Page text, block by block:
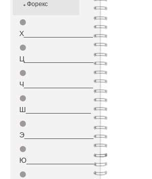
Форекс
⚫
Х_________________
⚫
Ц_________________
⚫
Ч_________________
⚫
Ш________________
⚫
Э_________________
⚫
Ю_________________
⚫